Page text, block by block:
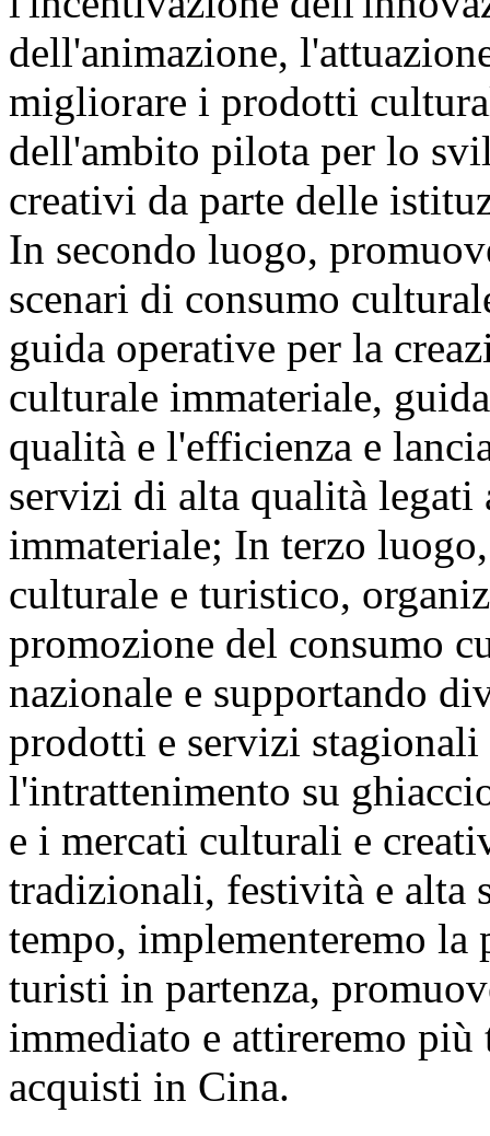
dell'animazione,
migliorare i prodotti
dell'ambito pilota per lo
creativi da parte delle
In secondo luogo,
scenari di consumo
guida operative per la
culturale immateriale,
qualità e l'efficienza e
servizi di alta qualità
immateriale; In terzo
culturale e turistico,
promozione del consumo
nazionale e supportando
prodotti e servizi
l'intrattenimento su
e i mercati culturali e
tradizionali, festività e alta
tempo, implementeremo
turisti in partenza,
immediato e attireremo
acquisti in Cina.